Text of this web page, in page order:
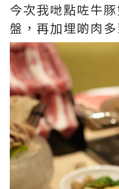
今次我哋點咗牛
盤，再加埋啲肉